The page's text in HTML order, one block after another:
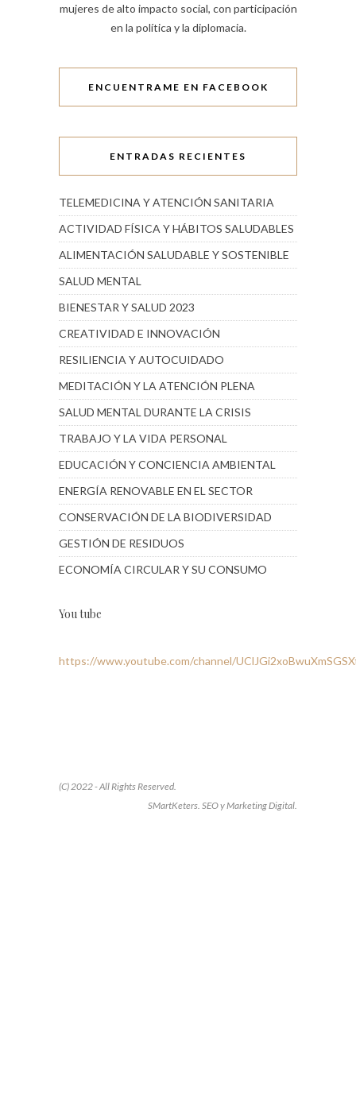
mujeres de alto impacto social, con participación
en la política y la diplomacia.
ENCUENTRAME EN FACEBOOK
ENTRADAS RECIENTES
TELEMEDICINA Y ATENCIÓN SANITARIA
ACTIVIDAD FÍSICA Y HÁBITOS SALUDABLES
ALIMENTACIÓN SALUDABLE Y SOSTENIBLE
SALUD MENTAL
BIENESTAR Y SALUD 2023
CREATIVIDAD E INNOVACIÓN
RESILIENCIA Y AUTOCUIDADO
MEDITACIÓN Y LA ATENCIÓN PLENA
SALUD MENTAL DURANTE LA CRISIS
TRABAJO Y LA VIDA PERSONAL
EDUCACIÓN Y CONCIENCIA AMBIENTAL
ENERGÍA RENOVABLE EN EL SECTOR
CONSERVACIÓN DE LA BIODIVERSIDAD
GESTIÓN DE RESIDUOS
ECONOMÍA CIRCULAR Y SU CONSUMO
You tube
https://www.youtube.com/channel/
(C) 2022 - All Rights Reserved.
SMartKeters. SEO y Marketing Digital.